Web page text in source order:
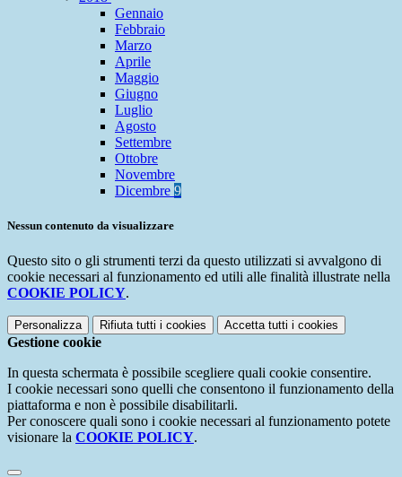
Gennaio
Febbraio
Marzo
Aprile
Maggio
Giugno
Luglio
Agosto
Settembre
Ottobre
Novembre
Dicembre 9
Nessun contenuto da visualizzare
Questo sito o gli strumenti terzi da questo utilizzati si avvalgono di
cookie necessari al funzionamento ed utili alle finalità illustrate nella
COOKIE POLICY.
Personalizza Rifiuta tutti i cookies Accetta tutti i cookies
Gestione cookie
In questa schermata è possibile scegliere quali cookie consentire.
I cookie necessari sono quelli che consentono il funzionamento della
piattaforma e non è possibile disabilitarli.
Per conoscere quali sono i cookie necessari al funzionamento potete
visionare la COOKIE POLICY.